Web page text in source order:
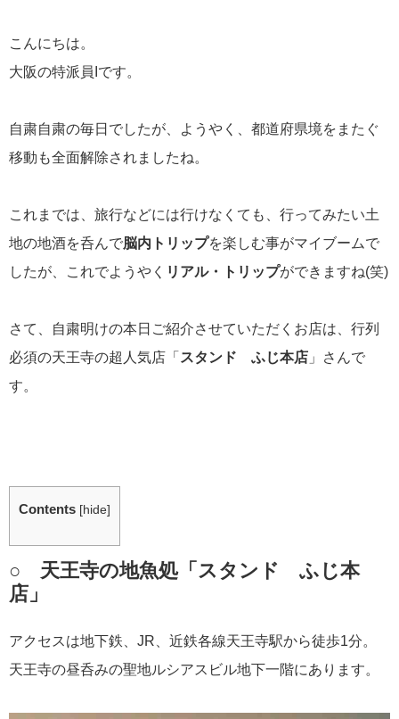
こんにちは。
大阪の特派員Iです。
自粛自粛の毎日でしたが、ようやく、都道府県境をまたぐ
移動も全面解除されましたね。
これまでは、旅行などには行けなくても、行ってみたい土
地の地酒を呑んで脳内トリップを楽しむ事がマイブームで
したが、これでようやく リアル・トリップができますね(笑)
さて、自粛明けの本日ご紹介させていただくお店は、行列
必須の天王寺の超人気店「 スタンド ふじ本店 」さんで
す。
Contents [hide]
○ 天王寺の地魚処「スタンド ふじ本
店」
アクセスは地下鉄、JR、近鉄各線天王寺駅から徒歩1分。
天王寺の昼呑みの聖地ルシアスビル地下一階にあります。